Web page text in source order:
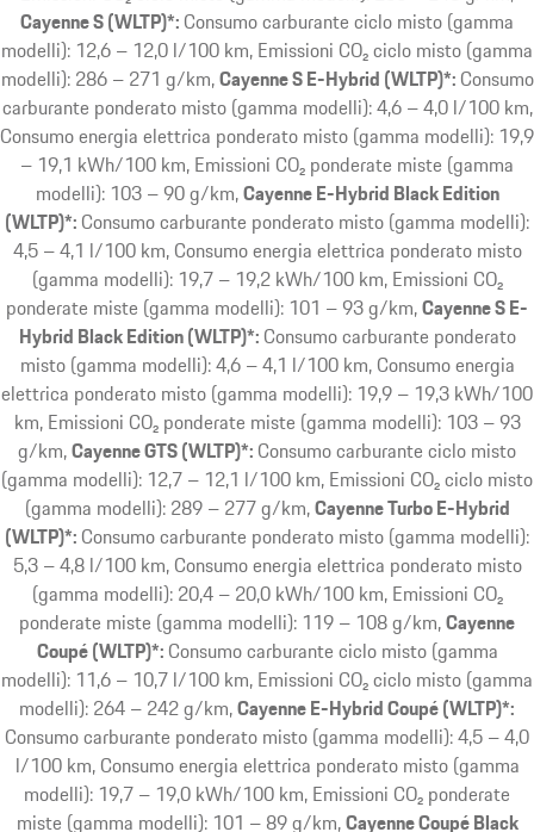
Cayenne S (WLTP)*: Consumo carburante ciclo misto (gamma
modelli): 12,6 – 12,0 l/100 km, Emissioni CO₂ ciclo misto (gamma
modelli): 286 – 271 g/km Cayenne S E-Hybrid (WLTP)*: Consumo
carburante ponderato misto (gamma modelli): 4,6 – 4,0 l/100 km,
Consumo energia elettrica ponderato misto (gamma modelli): 19,9
– 19,1 kWh/100 km, Emissioni CO₂ ponderate miste (gamma
modelli): 103 – 90 g/km Cayenne E-Hybrid Black Edition
(WLTP)*: Consumo carburante ponderato misto (gamma modelli):
4,5 – 4,1 l/100 km, Consumo energia elettrica ponderato misto
(gamma modelli): 19,7 – 19,2 kWh/100 km, Emissioni CO₂
ponderate miste (gamma modelli): 101 – 93 g/km Cayenne S E-
Hybrid Black Edition (WLTP)*: Consumo carburante ponderato
misto (gamma modelli): 4,6 – 4,1 l/100 km, Consumo energia
elettrica ponderato misto (gamma modelli): 19,9 – 19,3 kWh/100
km, Emissioni CO₂ ponderate miste (gamma modelli): 103 – 93
g/km Cayenne GTS (WLTP)*: Consumo carburante ciclo misto
(gamma modelli): 12,7 – 12,1 l/100 km, Emissioni CO₂ ciclo misto
(gamma modelli): 289 – 277 g/km Cayenne Turbo E-Hybrid
(WLTP)*: Consumo carburante ponderato misto (gamma modelli):
5,3 – 4,8 l/100 km, Consumo energia elettrica ponderato misto
(gamma modelli): 20,4 – 20,0 kWh/100 km, Emissioni CO₂
ponderate miste (gamma modelli): 119 – 108 g/km Cayenne
Coupé (WLTP)*: Consumo carburante ciclo misto (gamma
modelli): 11,6 – 10,7 l/100 km, Emissioni CO₂ ciclo misto (gamma
modelli): 264 – 242 g/km Cayenne E-Hybrid Coupé (WLTP)*:
Consumo carburante ponderato misto (gamma modelli): 4,5 – 4,0
l/100 km, Consumo energia elettrica ponderato misto (gamma
modelli): 19,7 – 19,0 kWh/100 km, Emissioni CO₂ ponderate
miste (gamma modelli): 101 – 89 g/km Cayenne Coupé Black